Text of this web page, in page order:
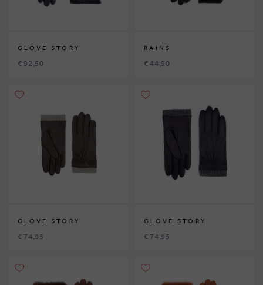
GLOVE STORY
€ 92,50
RAINS
€ 44,90
GLOVE STORY
€ 74,95
GLOVE STORY
€ 74,95